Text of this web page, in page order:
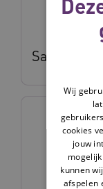
Sander
Wij
cookies
jouw
kunnen
afspelen